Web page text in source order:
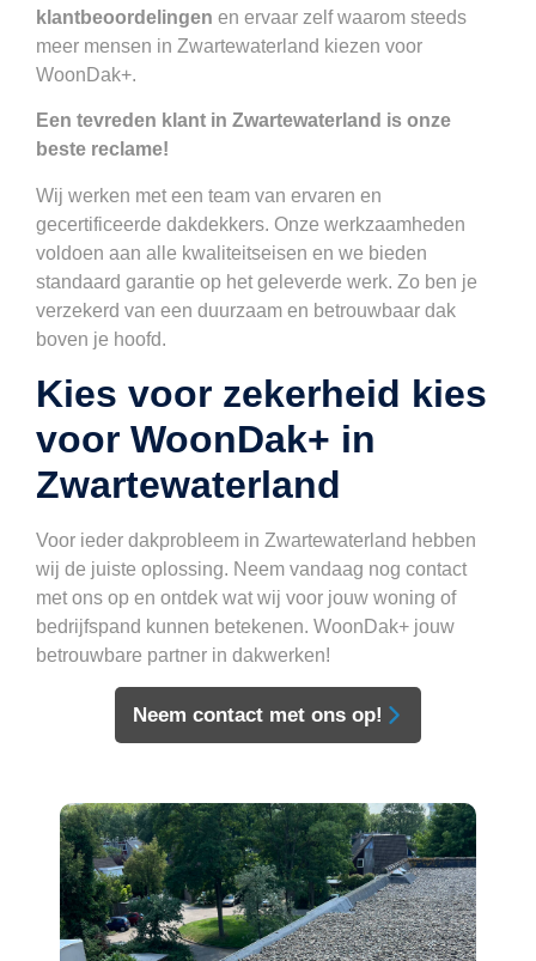
klantbeoordelingen en ervaar zelf waarom steeds
meer mensen in Zwartewaterland kiezen voor
WoonDak+.
Een tevreden klant in Zwartewaterland is onze
beste reclame!
Wij werken met een team van ervaren en
gecertificeerde dakdekkers. Onze werkzaamheden
voldoen aan alle kwaliteitseisen en we bieden
standaard garantie op het geleverde werk. Zo ben je
verzekerd van een duurzaam en betrouwbaar dak
boven je hoofd.
Kies voor zekerheid kies
voor WoonDak+ in
Zwartewaterland
Voor ieder dakprobleem in Zwartewaterland hebben
wij de juiste oplossing. Neem vandaag nog contact
met ons op en ontdek wat wij voor jouw woning of
bedrijfspand kunnen betekenen. WoonDak+ jouw
betrouwbare partner in dakwerken!
Neem contact met ons op!